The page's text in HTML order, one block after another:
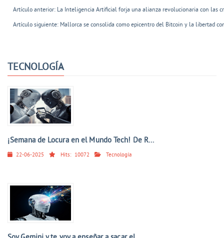
Artículo anterior: La Inteligencia Artificial forja una alianza revolucionaria con las
Artículo siguiente: Mallorca se consolida como epicentro del Bitcoin y la libertad
TECNOLOGÍA
¡Semana de Locura en el Mundo Tech! De R...
22-06-2025 Hits: 10072 Tecnología